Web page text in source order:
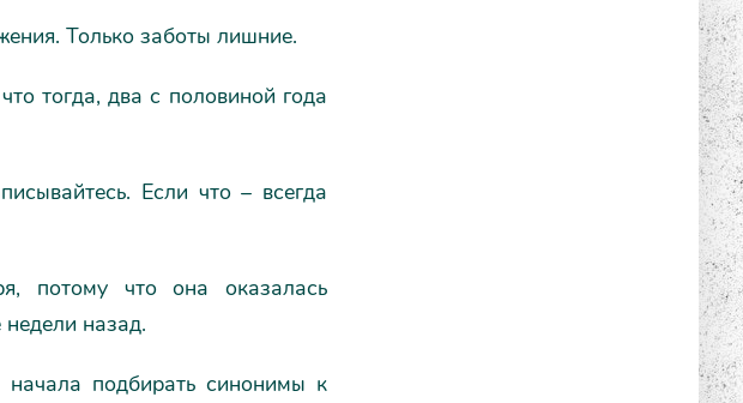
Только заботы лишние.
тогда, два с половиной года
Если что – всегда
потому что она оказалась
назад.
подбирать синонимы к